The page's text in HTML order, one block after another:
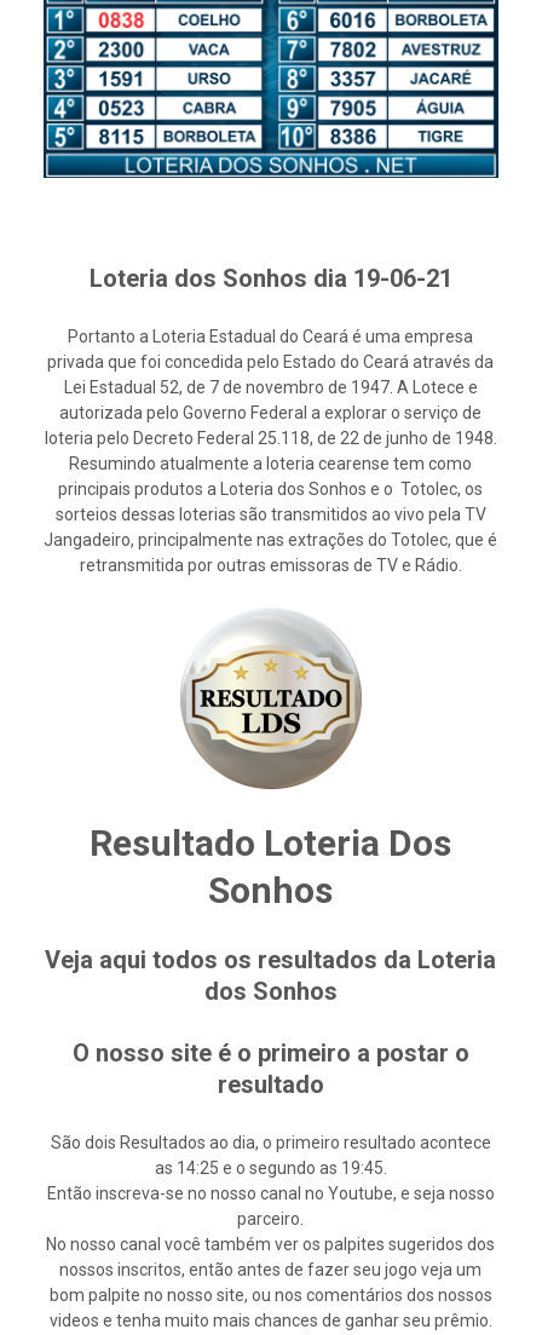
Loteria dos Sonhos dia 19-06-21
Portanto a Loteria Estadual do Ceará é uma empresa
privada que foi concedida pelo Estado do Ceará através da
Lei Estadual 52, de 7 de novembro de 1947. A Lotece e
autorizada pelo Governo Federal a explorar o serviço de
loteria pelo Decreto Federal 25.118, de 22 de junho de 1948.
Resumindo atualmente a loteria cearense tem como
principais produtos a Loteria dos Sonhos e o Totolec, os
sorteios dessas loterias são transmitidos ao vivo pela TV
Jangadeiro, principalmente nas extrações do Totolec, que é
retransmitida por outras emissoras de TV e Rádio.
Resultado Loteria Dos
Sonhos
Veja aqui todos os resultados da Loteria
dos Sonhos
O nosso site é o primeiro a postar o
resultado
São dois Resultados ao dia, o primeiro resultado acontece
as 14:25 e o segundo as 19:45.
Então inscreva-se no nosso canal no Youtube, e seja nosso
parceiro.
No nosso canal você também ver os palpites sugeridos dos
nossos inscritos, então antes de fazer seu jogo veja um
bom palpite no nosso site, ou nos comentários dos nossos
videos e tenha muito mais chances de ganhar seu prêmio.